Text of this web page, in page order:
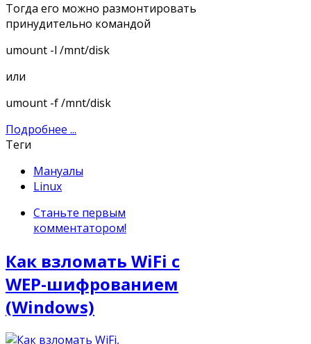
Тогда его можно размонтировать
принудительно командой
umount -l /mnt/disk
или
umount -f /mnt/disk
Подробнее ...
Теги
Мануалы
Linux
Станьте первым
комментатором!
Как взломать WiFi с
WEP-шифрованием
(Windows)